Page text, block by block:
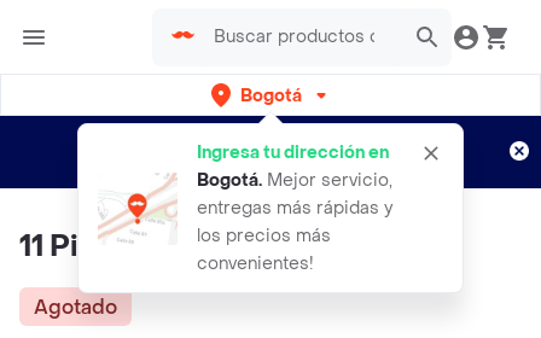
Bogotá
Ingresa tu dirección en
Bogotá. Mejor servicio,
entregas más rápidas y
los precios más
convenientes!
envíos gratis por semanas
Aplican TyC
11 Piezas De Azulejo La Jefa
Agotado